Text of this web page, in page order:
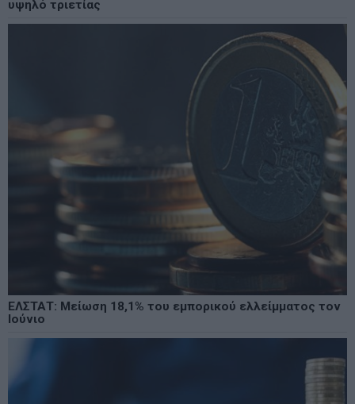
υψηλό τριετίας
ΕΛΣΤΑΤ: Μείωση 18,1% του εμπορικού ελλείμματος τον
Ιούνιο